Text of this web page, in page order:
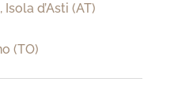
d’Asti (AT)
(TO)